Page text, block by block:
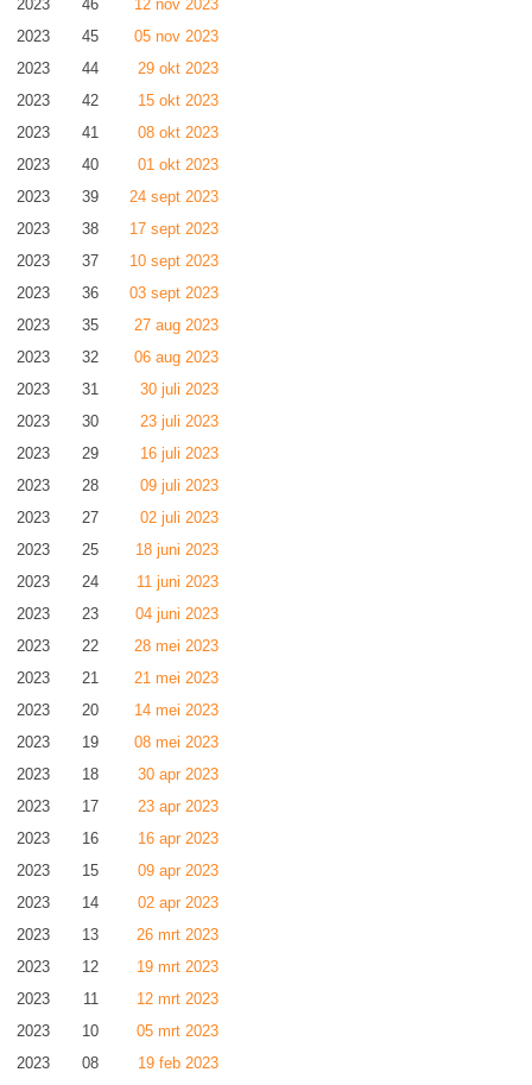
2023 46
12 nov 2023
2023
45
05 nov 2023
2023
44
29 okt 2023
2023
42
15 okt 2023
2023
41
08 okt 2023
2023
40
01 okt 2023
2023
39
24 sept 2023
2023
38
17 sept 2023
2023
37
10 sept 2023
2023
36
03 sept 2023
2023
35
27 aug 2023
2023
32
06 aug 2023
2023
31
30 juli 2023
2023
30
23 juli 2023
2023
29
16 juli 2023
2023
28
09 juli 2023
2023
27
02 juli 2023
2023
25
18 juni 2023
2023
24
11 juni 2023
2023
23
04 juni 2023
2023
22
28 mei 2023
2023
21
21 mei 2023
2023
20
14 mei 2023
2023
19
08 mei 2023
2023
18
30 apr 2023
2023
17
23 apr 2023
2023
16
16 apr 2023
2023
15
09 apr 2023
2023
14
02 apr 2023
2023
13
26 mrt 2023
2023
12
19 mrt 2023
2023
11
12 mrt 2023
2023
10
05 mrt 2023
2023
08
19 feb 2023